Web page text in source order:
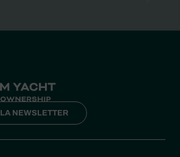
NEWSLETTER